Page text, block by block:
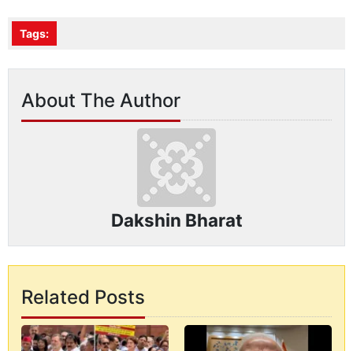
Tags:
About The Author
Dakshin Bharat
Related Posts